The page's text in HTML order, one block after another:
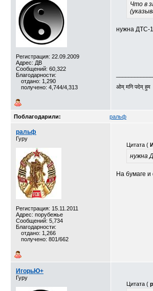
Регистрация: 22.09.2009
Адрес: ДВ
Сообщений: 60,322
Благодарности:
отдано: 1,290
получено: 4,744/4,313
Что в
нужна
ओम् मनि पदेम् हुम
Поблагодарили: ральф
ральф
Гуру
Регистрация: 15.11.2011
Адрес: порубежье
Сообщений: 5,734
Благодарности:
отдано: 1,266
получено: 801/662
Цитата (
нужна
На бумаге и
ИгорьЮ+
Гуру
Цитата (